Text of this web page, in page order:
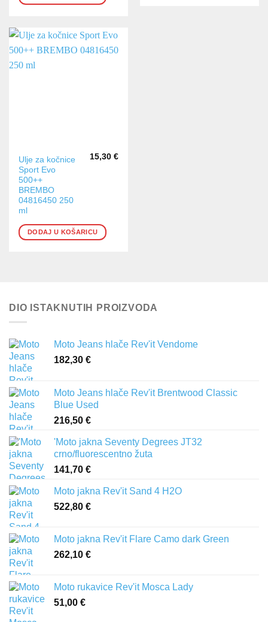
Ulje za kočnice
Sport Evo
500++
BREMBO
04816450 250
ml
15,30 €
DODAJ U KOŠARICU
DIO ISTAKNUTIH PROIZVODA
Moto Jeans hlače Rev'it Vendome
182,30 €
Moto Jeans hlače Rev'it Brentwood Classic
Blue Used
216,50 €
'Moto jakna Seventy Degrees JT32
crno/fluorescentno žuta
141,70 €
Moto jakna Rev'it Sand 4 H2O
522,80 €
Moto jakna Rev'it Flare Camo dark Green
262,10 €
Moto rukavice Rev'it Mosca Lady
51,00 €